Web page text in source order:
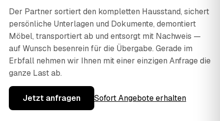
Der Partner sortiert den kompletten Hausstand, sichert
persönliche Unterlagen und Dokumente, demontiert
Möbel, transportiert ab und entsorgt mit Nachweis —
auf Wunsch besenrein für die Übergabe. Gerade im
Erbfall nehmen wir Ihnen mit einer einzigen Anfrage die
ganze Last ab.
Jetzt anfragen Sofort Angebote erhalten